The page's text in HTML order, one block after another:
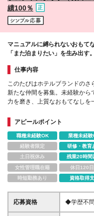
ずれかとなります。 ■本
績100％
マニュアルに縛られないおもてな
「また泊まりたい」を生み出す。
仕事内容
このたびはホテルブランドのさ
新たな仲間を募集。未経験から
力を磨き、上質なおもてなしを
アピールポイント
職種未経験OK 業種未経
経験者限定
研修・教育
土日祝休み
残業20時間
女性管理職在籍
休日120日
時短勤務あり
資格取得
応募資格
◆学歴不
種、未経